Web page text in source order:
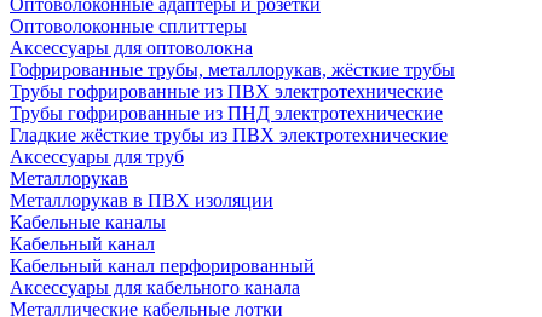
Оптоволоконные адаптеры и розетки
Оптоволоконные сплиттеры
Аксессуары для оптоволокна
Гофрированные трубы, металлорукав, жёсткие трубы
Трубы гофрированные из ПВХ электротехнические
Трубы гофрированные из ПНД электротехнические
Гладкие жёсткие трубы из ПВХ электротехнические
Аксессуары для труб
Металлорукав
Металлорукав в ПВХ изоляции
Кабельные каналы
Кабельный канал
Кабельный канал перфорированный
Аксессуары для кабельного канала
Металлические кабельные лотки